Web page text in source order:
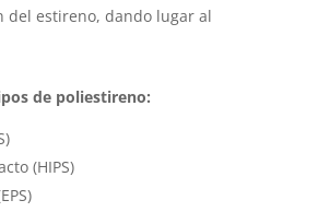
del estireno, dando lugar al
de poliestireno:
(HIPS)